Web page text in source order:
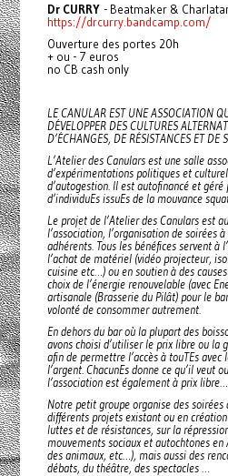
Dr CURRY- Beatmaker &
https://drcurry.bandcamp.com/
Ouverture des portes 20h
+ ou - 7 euros
no CB cash only
LE CANULAR EST UNE ASSOCIATION
DÉVELOPPER DES CULTURES
D’ÉCHANGES, DE RÉSISTANCES ET DE
L’Atelier des Canulars est une salle
d’expérimentations politiques et
d’autogestion. Il est autofinancé et
d’individuEs issuEs de la mouvance
Le projet de l’Atelier des Canulars est
l’association, l’organisation de soirées
adhérents. Tous les bénéfices servent à
l’achat de matériel (vidéo projecteur,
cuisine etc…) ou en soutien à des
choix de l’énergie renouvelable (avec
artisanale (Brasserie du Pilât) pour le
volonté de consommer autrement.
En dehors du bar où la plupart des
avons choisi d’utiliser le prix libre ou la
afin de permettre l’accès à touTEs
l’argent. ChacunEs donne ce qu’il veut
l’association est également à prix libre…
Notre petit groupe organise des
différents projets existant ou en
luttes et de résistances, sur la
mouvements sociaux et autochtones
des animaux, etc…), mais aussi des
débats, du théâtre, des spectacles …